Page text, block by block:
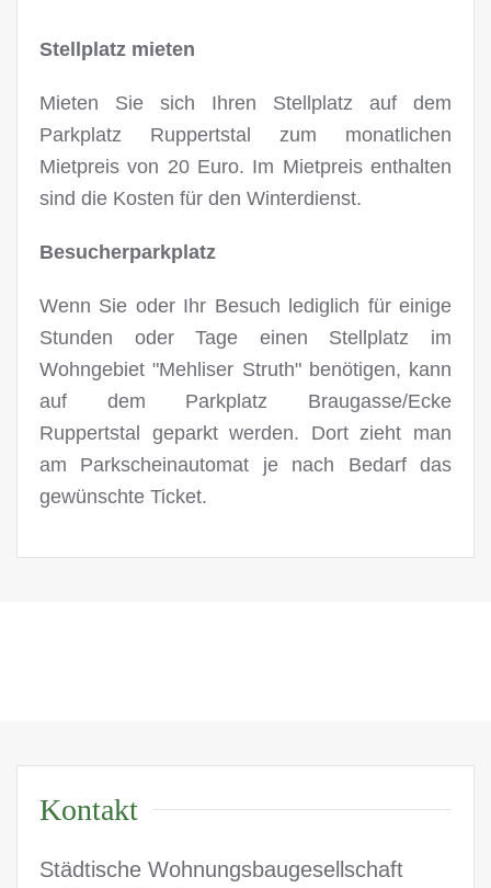
Stellplatz mieten
Mieten Sie sich Ihren Stellplatz auf dem
Parkplatz Ruppertstal zum monatlichen
Mietpreis von 20 Euro. Im Mietpreis enthalten
sind die Kosten für den Winterdienst.
Besucherparkplatz
Wenn Sie oder Ihr Besuch lediglich für einige
Stunden oder Tage einen Stellplatz im
Wohngebiet "Mehliser Struth" benötigen, kann
auf dem Parkplatz Braugasse/Ecke
Ruppertstal geparkt werden. Dort zieht man
am Parkscheinautomat je nach Bedarf das
gewünschte Ticket.
Kontakt
Städtische Wohnungsbaugesellschaft